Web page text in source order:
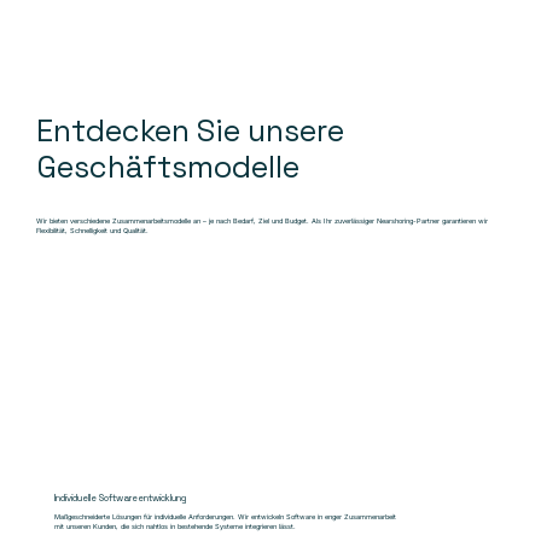
Entdecken Sie unsere
Geschäftsmodelle
Wir bieten verschiedene Zusammenarbeitsmodelle an – je nach Bedarf, Ziel und Budget. Als Ihr zuverlässiger Nearshoring-Partner garantieren wir
Flexibilität, Schnelligkeit und Qualität.
Individuelle Softwareentwicklung
Maßgeschneiderte Lösungen für individuelle Anforderungen. Wir entwickeln Software in enger Zusammenarbeit
mit unseren Kunden, die sich nahtlos in bestehende Systeme integrieren lässt.